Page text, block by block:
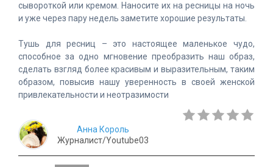
сывороткой или кремом. Наносите их на ресницы на ночь
и уже через пару недель заметите хорошие результаты.
Тушь для ресниц – это настоящее маленькое чудо,
способное за одно мгновение преобразить наш образ,
сделать взгляд более красивым и выразительным, таким
образом, повысив нашу уверенность в своей женской
привлекательности и неотразимости
Анна Король
Журналист/Youtube03